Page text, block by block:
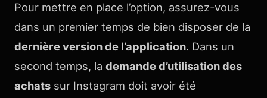
Pour mettre en place l’option, assurez-vous
dans un premier temps de bien disposer de la
dernière version de l’application. Dans un
second temps, la demande d’utilisation des
achats sur Instagram doit avoir été